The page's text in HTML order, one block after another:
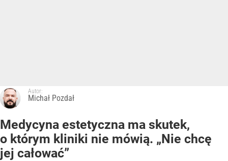
Autor:
Michał Pozdał
Medycyna estetyczna ma skutek,
o którym kliniki nie mówią. „Nie chcę
jej całować”